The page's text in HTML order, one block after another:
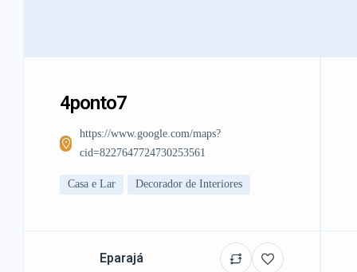
4ponto7
https://www.google.com/maps?
cid=8227647724730253561
Casa e Lar Decorador de Interiores
Eparajá